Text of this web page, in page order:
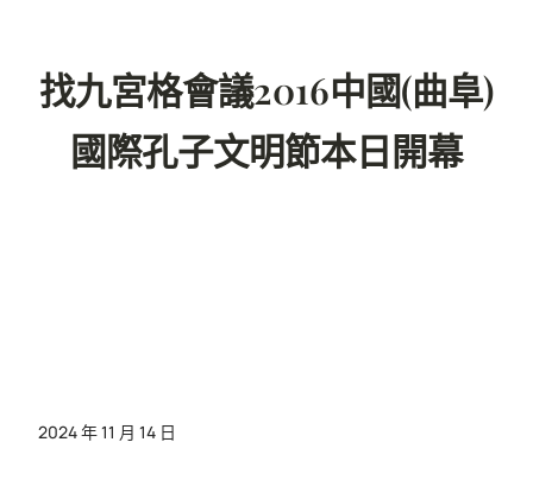
找九宮格會議2016中國(曲阜)
國際孔子文明節本日開幕
2024 年 11 月 14 日